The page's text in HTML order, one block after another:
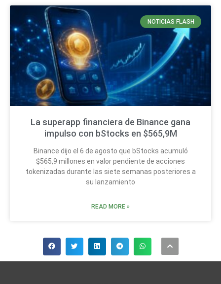
NOTICIAS FLASH
La superapp financiera de Binance gana
impulso con bStocks en $565,9M
Binance dijo el 6 de agosto que bStocks acumuló
$565,9 millones en valor pendiente de acciones
tokenizadas durante las siete semanas posteriores a
su lanzamiento
READ MORE »